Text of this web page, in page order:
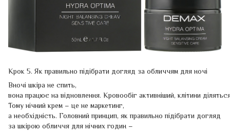
Крок 5. Як правильно підібрати догляд за обличчям для ночі
Вночі шкіра не спить,
вона працює на відновлення. Кровообіг активніший, клітини
Тому нічний крем – це не маркетинг,
а необхідність. Головний принцип, як правильно підібрати догляд
за шкірою обличчя для нічних годин –